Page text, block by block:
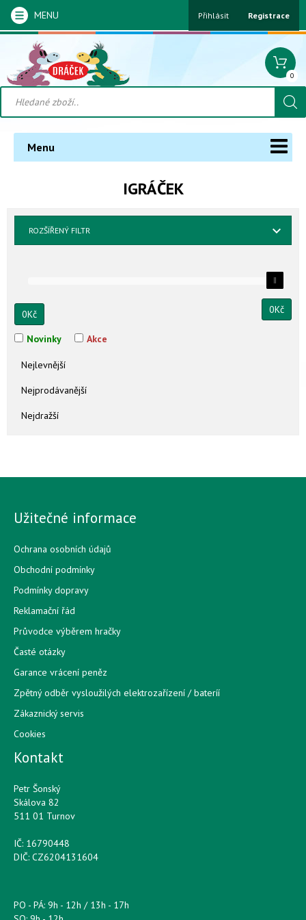
MENU Přihlásit Registrace
0
Menu
IGRÁČEK
ROZŠÍŘENÝ FILTR
0Kč 0Kč
Novinky Akce
Nejlevnější
Nejprodávanější
Nejdražší
Užitečné informace
Ochrana osobních údajů
Obchodní podmínky
Podmínky dopravy
Reklamační řád
Průvodce výběrem hračky
Časté otázky
Garance vrácení peněz
Zpětný odběr vysloužilých elektrozařízení / bateríí
Zákaznický servis
Cookies
Kontakt
Petr Šonský
Skálova 82
511 01 Turnov
IČ: 16790448
DIČ: CZ6204131604
PO - PÁ: 9h - 12h / 13h - 17h